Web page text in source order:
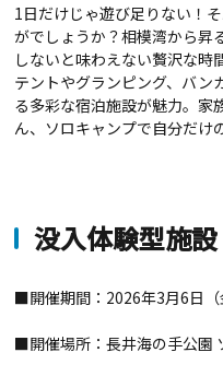
1日だけじゃ遊び足りない！
がでしょうか？相模湾から昇
しないと味わえない贅沢な時
テントやグランピング、バン
る多彩な宿泊施設が魅力。家
ん、ソロキャンプで自分だけ
没入体験型施設
■開催期間：2026年3月6日（
■開催場所：長井海の手公園